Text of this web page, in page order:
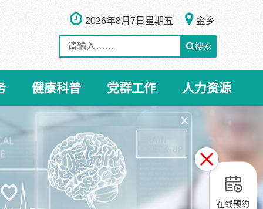
在线预约
2026年8月7日 星期五 金乡
搜索
健康科普 党群工作 人力资源